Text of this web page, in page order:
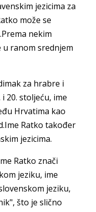
jezicima za
može se
nekim
u ranom srednjem
za hrabre i
20. stoljeću, ime
Hrvatima kao
Ratko također
jezicima.
Ratko znači
jeziku, ime
jeziku,
što je slično